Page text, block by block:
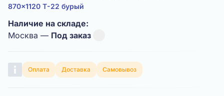
870x1120 Т-22 бурый
Наличие на складе:
Москва — Под заказ
Оплата Доставка Самовывоз